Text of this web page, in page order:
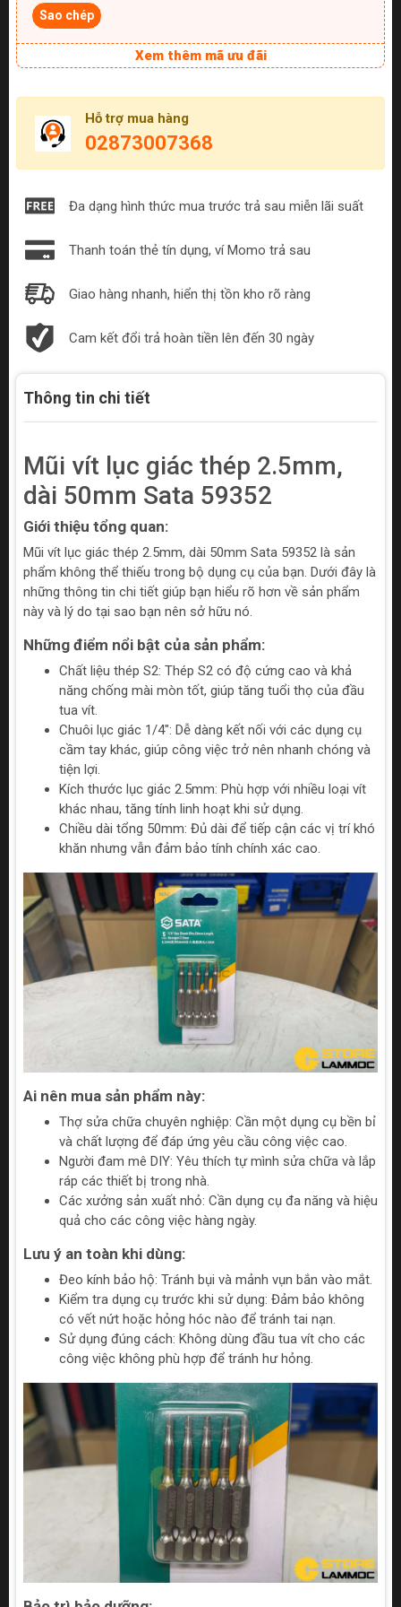
Sao chép
Xem thêm mã ưu đãi
Hỗ trợ mua hàng
02873007368
Đa dạng hình thức mua trước trả sau miễn lãi suất
Thanh toán thẻ tín dụng, ví Momo trả sau
Giao hàng nhanh, hiển thị tồn kho rõ ràng
Cam kết đổi trả hoàn tiền lên đến 30 ngày
Thông tin chi tiết
Mũi vít lục giác thép 2.5mm,
dài 50mm Sata 59352
Giới thiệu tổng quan:
Mũi vít lục giác thép 2.5mm, dài 50mm Sata 59352 là sản
phẩm không thể thiếu trong bộ dụng cụ của bạn. Dưới đây là
những thông tin chi tiết giúp bạn hiểu rõ hơn về sản phẩm
này và lý do tại sao bạn nên sở hữu nó.
Những điểm nổi bật của sản phẩm:
Chất liệu thép S2: Thép S2 có độ cứng cao và khả
năng chống mài mòn tốt, giúp tăng tuổi thọ của đầu
tua vít.
Chuôi lục giác 1/4": Dễ dàng kết nối với các dụng cụ
cầm tay khác, giúp công việc trở nên nhanh chóng và
tiện lợi.
Kích thước lục giác 2.5mm: Phù hợp với nhiều loại vít
khác nhau, tăng tính linh hoạt khi sử dụng.
Chiều dài tổng 50mm: Đủ dài để tiếp cận các vị trí khó
khăn nhưng vẫn đảm bảo tính chính xác cao.
Ai nên mua sản phẩm này:
Thợ sửa chữa chuyên nghiệp: Cần một dụng cụ bền bỉ
và chất lượng để đáp ứng yêu cầu công việc cao.
Người đam mê DIY: Yêu thích tự mình sửa chữa và lắp
ráp các thiết bị trong nhà.
Các xưởng sản xuất nhỏ: Cần dụng cụ đa năng và hiệu
quả cho các công việc hàng ngày.
Lưu ý an toàn khi dùng:
Đeo kính bảo hộ: Tránh bụi và mảnh vụn bắn vào mắt.
Kiểm tra dụng cụ trước khi sử dụng: Đảm bảo không
có vết nứt hoặc hỏng hóc nào để tránh tai nạn.
Sử dụng đúng cách: Không dùng đầu tua vít cho các
công việc không phù hợp để tránh hư hỏng.